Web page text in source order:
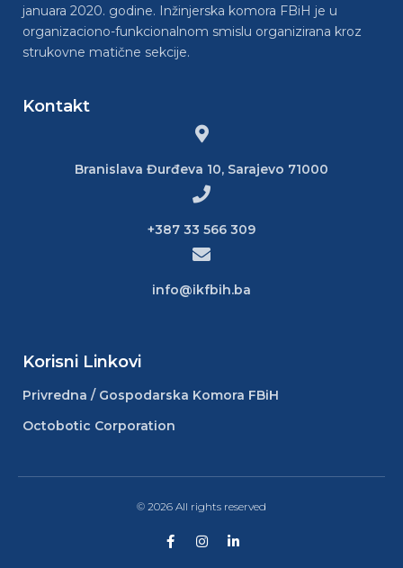
januara 2020. godine. Inžinjerska komora FBiH je u
organizaciono-funkcionalnom smislu organizirana kroz
strukovne matične sekcije.
Kontakt
Branislava Đurđeva 10, Sarajevo 71000
+387 33 566 309
info@ikfbih.ba
Korisni Linkovi
Privredna / Gospodarska Komora FBiH
Octobotic Corporation
© 2026 All rights reserved